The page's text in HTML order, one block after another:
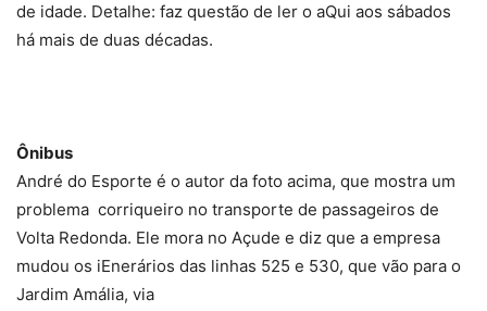
de idade. Detalhe: faz questão de ler o aQui aos sábados
há mais de duas décadas.
Ônibus
André do Esporte é o autor da foto acima, que mostra um
problema corriqueiro no transporte de passageiros de
Volta Redonda. Ele mora no Açude e diz que a empresa
mudou os iEnerários das linhas 525 e 530, que vão para o
Jardim Amália, via